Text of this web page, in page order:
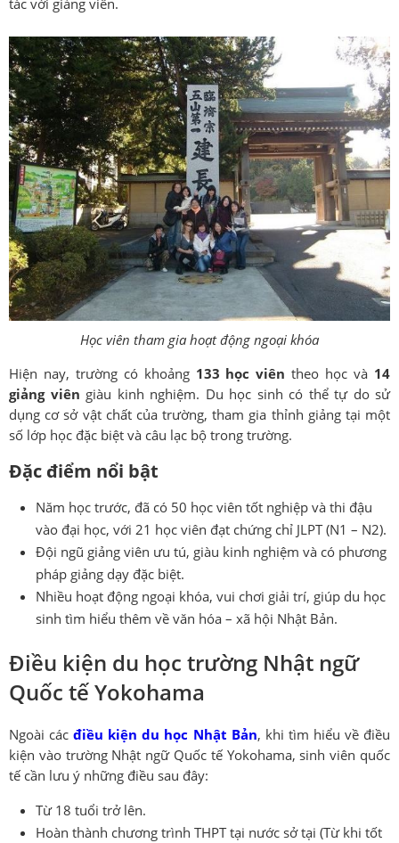
Học viên tham gia hoạt động ngoại khóa
Hiện nay, trường có khoảng 133 học viên theo học và 14
giảng viên giàu kinh nghiệm. Du học sinh có thể tự do sử
dụng cơ sở vật chất của trường, tham gia thỉnh giảng tại một
số lớp học đặc biệt và câu lạc bộ trong trường.
Đặc điểm nổi bật
Năm học trước, đã có 50 học viên tốt nghiệp và thi đậu
vào đại học, với 21 học viên đạt chứng chỉ JLPT (N1 – N2).
Đội ngũ giảng viên ưu tú, giàu kinh nghiệm và có phương
pháp giảng dạy đặc biệt.
Nhiều hoạt động ngoại khóa, vui chơi giải trí, giúp du học
sinh tìm hiểu thêm về văn hóa – xã hội Nhật Bản.
Điều kiện du học trường Nhật ngữ
Quốc tế Yokohama
Ngoài cácđiều kiện du học Nhật Bản, khi tìm hiểu về điều
kiện vào trường Nhật ngữ Quốc tế Yokohama, sinh viên quốc
tế cần lưu ý những điều sau đây:
Từ 18 tuổi trở lên.
Hoàn thành chương trình THPT tại nước sở tại (Từ khi tốt